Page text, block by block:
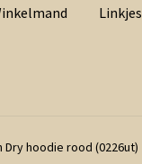
Linkjes
Dry hoodie rood (0226ut)